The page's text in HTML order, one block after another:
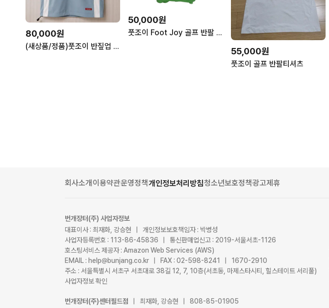
80,000원
(새상품/정품)풋조이 반짚업 바람막이(남)105size
50,000원
풋조이 Foot Joy 골프 반팔 카라티셔츠 남성L (100)
55,000원
풋조이 골프 반팔티셔츠
회사소개 이용약관운영정책개인정보처리방침청소년보호정책광고제휴
번개장터(주) 사업자정보
대표이사 : 최재화, 강승현 | 개인정보보호책임자 : 박병성
사업자등록번호 : 113-86-45836 | 통신판매업신고 : 2019-서울서초-1126
호스팅서비스 제공자 : Amazon Web Services (AWS)
EMAIL : help@bunjang.co.kr | FAX : 02-598-8241 | 1670-2910
주소 : 서울특별시 서초구 서초대로 38길 12, 7, 10층(서초동, 마제스타시티, 힐스테이트 서리풀)
사업자정보 확인
번개장터(주)센터필드점
| 최재화, 강승현 | 808-85-01905